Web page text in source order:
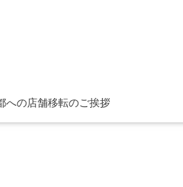
への店舗移転のご挨拶